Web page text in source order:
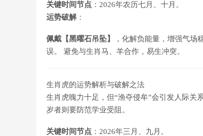
关键时间节点 ：2026年农历七月、十月。
运势破解：
佩戴【黑曜石吊坠】
，化解负能量，增强气场
误。 避免与生肖马、羊合作，易生冲突。
生肖虎的运势解析与破解之法
生肖虎魄力十足，但“渔夺侵牟”会引发人际关
岁者则要防范学业受阻。
关键时间节点 ：2026年三月、九月。